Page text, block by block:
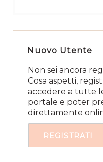
Nuovo Utente
Non sei ancora
Cosa aspetti,
accedere a tutte
portale e poter
direttamente
REGISTRATI